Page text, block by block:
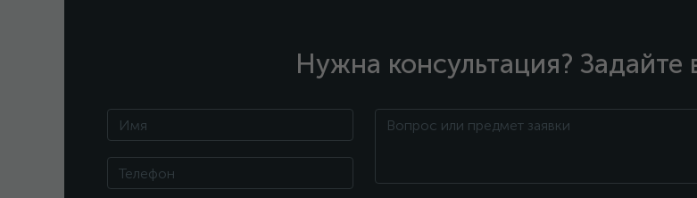
Нужна консультация? Задайте